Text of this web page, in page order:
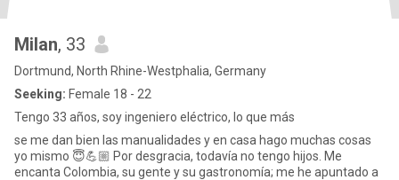
Milan, 33
Dortmund, North Rhine-Westphalia, Germany
Seeking: Female 18 - 22
Tengo 33 años, soy ingeniero eléctrico, lo que más
se me dan bien las manualidades y en casa hago muchas cosas
yo mismo 😇💪🏼 Por desgracia, todavía no tengo hijos. Me
encanta Colombia, su gente y su gastronomía; me he apuntado a